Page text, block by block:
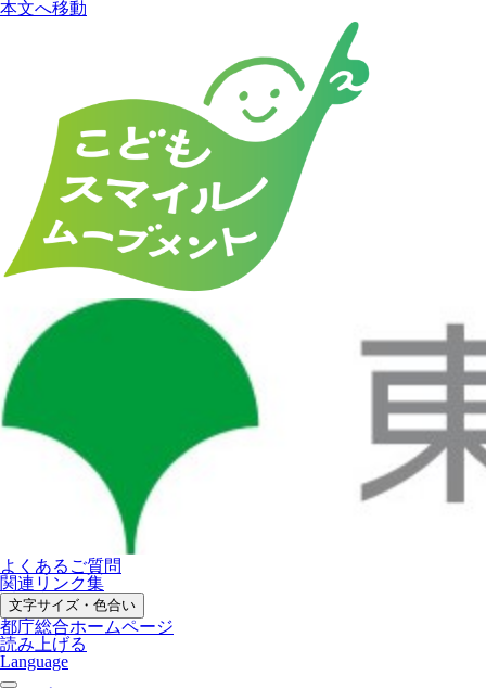
本文へ移動
よくあるご質問
関連リンク集
文字サイズ・色合い
都庁総合ホームページ
読み上げる
Language